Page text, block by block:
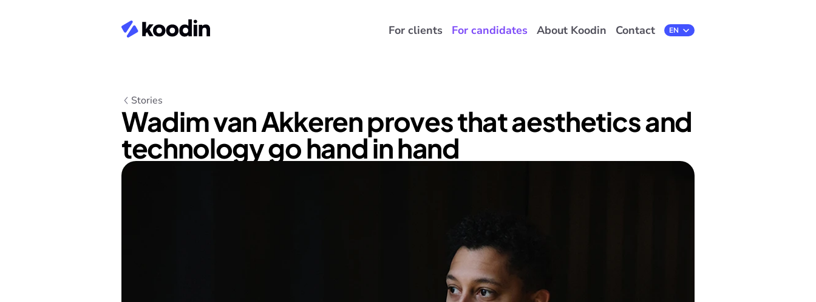
For clients For candidates About Koodin Contact Select Language
EN
Stories
Wadim van Akkeren proves that aesthetics and
technology go hand in hand